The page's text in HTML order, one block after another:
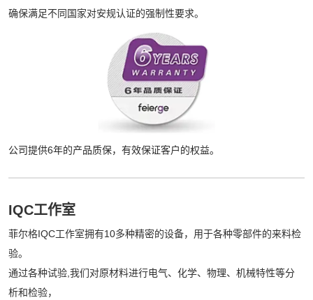
确保满足不同国家对安规认证的强制性要求。
公司提供6年的产品质保，有效保证客户的权益。
IQC工作室
菲尔格IQC工作室拥有10多种精密的设备，用于各种零部件的来料检
验。
通过各种试验,我们对原材料进行电气、化学、物理、机械特性等分
析和检验，